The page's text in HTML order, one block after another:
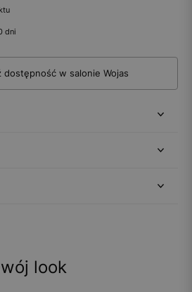
dni
dostępność w salonie Wojas
look